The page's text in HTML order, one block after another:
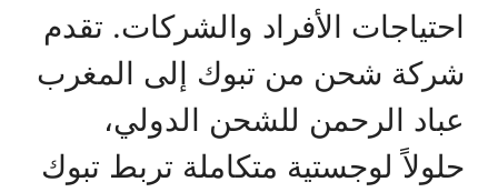
احتياجات الأفراد والشركات. تقدم
شركة شحن من تبوك إلى المغرب
عباد الرحمن للشحن الدولي،
حلولاً لوجستية متكاملة تربط تبوك